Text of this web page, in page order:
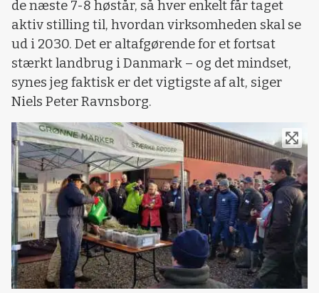
de næste 7-8 høstår, så hver enkelt får taget
aktiv stilling til, hvordan virksomheden skal se
ud i 2030. Det er altafgørende for et fortsat
stærkt landbrug i Danmark – og det mindset,
synes jeg faktisk er det vigtigste af alt, siger
Niels Peter Ravnsborg.